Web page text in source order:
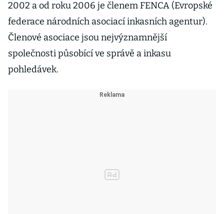
2002 a od roku 2006 je členem FENCA (Evropské
federace národních asociací inkasních agentur).
Členové asociace jsou nejvýznamnější
společnosti působící ve správě a inkasu
pohledávek.